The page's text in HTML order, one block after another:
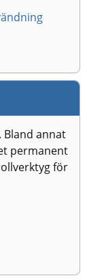
Bland annat
permanent
för